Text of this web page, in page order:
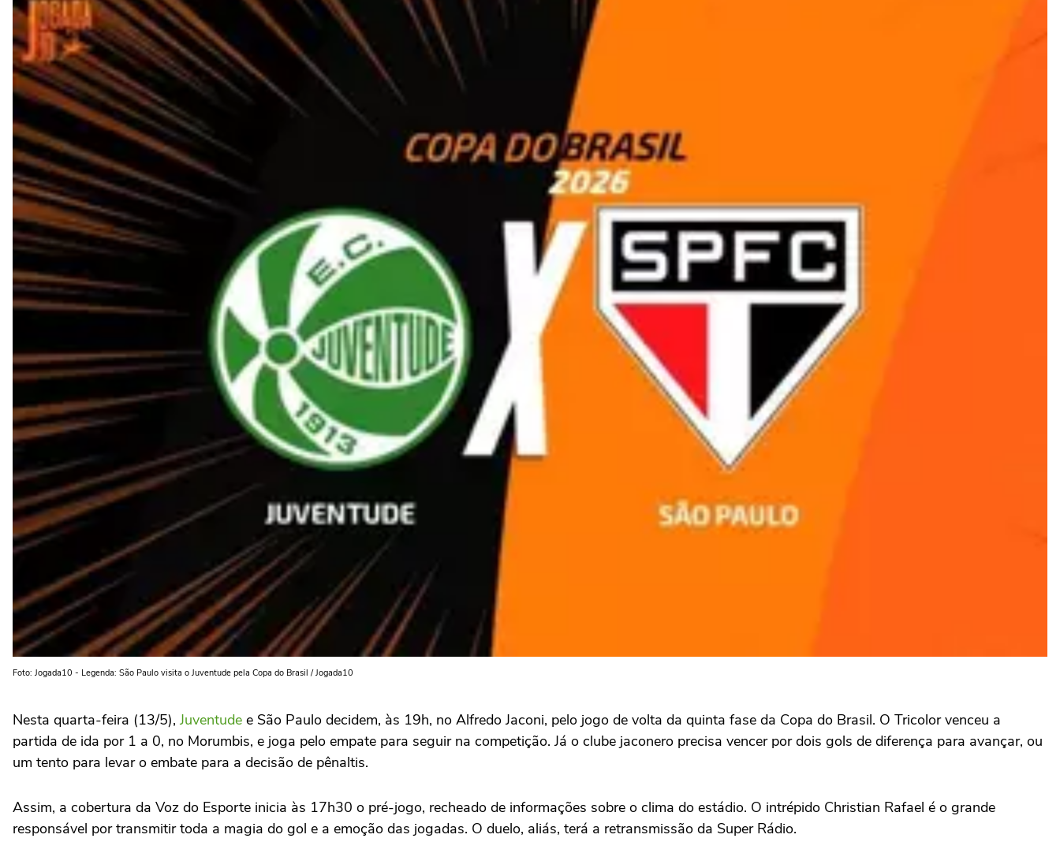
Foto: Jogada10 - Legenda: São Paulo visita o Juventude pela Copa do Brasil / Jogada10
Nesta quarta-feira (13/5), Juventude e São Paulo decidem, às 19h, no Alfredo Jaconi, pelo jogo de volta da quinta fase da Copa do Brasil. O Tricolor venceu a
partida de ida por 1 a 0, no Morumbis, e joga pelo empate para seguir na competição. Já o clube jaconero precisa vencer por dois gols de diferença para avançar, ou
um tento para levar o embate para a decisão de pênaltis.
Assim, a cobertura da Voz do Esporte inicia às 17h30 o pré-jogo, recheado de informações sobre o clima do estádio. O intrépido Christian Rafael é o grande
responsável por transmitir toda a magia do gol e a emoção das jogadas. O duelo, aliás, terá a retransmissão da Super Rádio.